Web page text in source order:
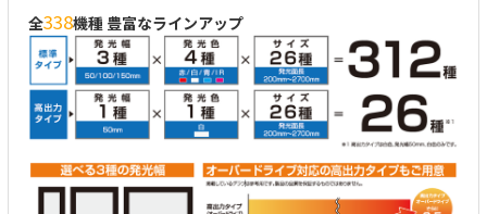
全338機種 豊富なラインアップ